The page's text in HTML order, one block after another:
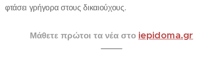
φτάσει γρήγορα στους δικαιούχους.
Μάθετε πρώτοι τα νέα στο iepidoma.gr